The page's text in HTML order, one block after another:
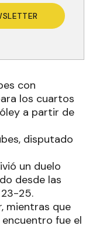
con
los cuartos
a partir de
disputado
un duelo
desde las
25.
mientras que
fue el